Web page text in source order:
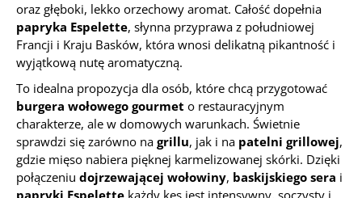
oraz głęboki, lekko orzechowy aromat. Całość dopełnia
papryka Espelette, słynna przyprawa z południowej
Francji i Kraju Basków, która wnosi delikatną pikantność i
wyjątkową nutę aromatyczną.
To idealna propozycja dla osób, które chcą przygotować
burgera wołowego gourmet o restauracyjnym
charakterze, ale w domowych warunkach. Świetnie
sprawdzi się zarówno na grillu, jak i na patelni grillowej,
gdzie mięso nabiera pięknej karmelizowanej skórki. Dzięki
połączeniu dojrzewającej wołowiny, baskijskiego sera i
papryki Espelette każdy kęs jest intensywny, soczysty i